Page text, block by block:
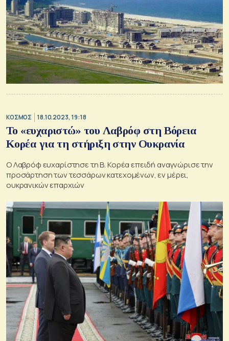
ΚΟΣΜΟΣ 18.10.2023, 19:18
Το «ευχαριστώ» του Λαβρόφ στη Βόρεια
Κορέα για τη στήριξη στην Ουκρανία
Ο Λαβρόφ ευχαρίστησε τη Β. Κορέα επειδή αναγνώρισε την
προσάρτηση των τεσσάρων κατεχομένων, εν μέρει,
ουκρανικών επαρχιών